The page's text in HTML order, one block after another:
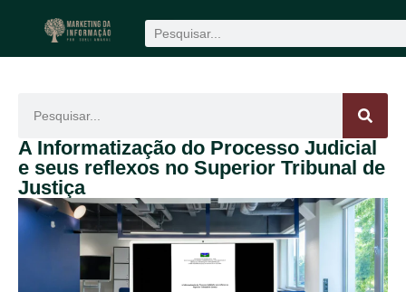
A Informatização do Processo Judicial
e seus reflexos no Superior Tribunal de
Justiça